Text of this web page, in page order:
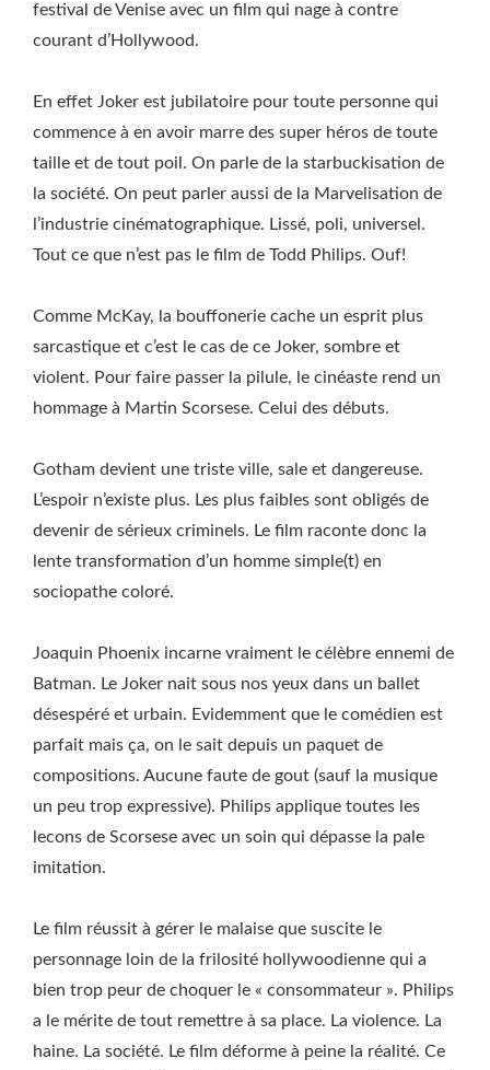
festival de Venise avec un film qui nage à contre
courant d’Hollywood.
En effet Joker est jubilatoire pour toute personne qui
commence à en avoir marre des super héros de toute
taille et de tout poil. On parle de la starbuckisation de
la société. On peut parler aussi de la Marvelisation de
l’industrie cinématographique. Lissé, poli, universel.
Tout ce que n’est pas le film de Todd Philips. Ouf!
Comme McKay, la bouffonerie cache un esprit plus
sarcastique et c’est le cas de ce Joker, sombre et
violent. Pour faire passer la pilule, le cinéaste rend un
hommage à Martin Scorsese. Celui des débuts.
Gotham devient une triste ville, sale et dangereuse.
L’espoir n’existe plus. Les plus faibles sont obligés de
devenir de sérieux criminels. Le film raconte donc la
lente transformation d’un homme simple(t) en
sociopathe coloré.
Joaquin Phoenix incarne vraiment le célèbre ennemi de
Batman. Le Joker nait sous nos yeux dans un ballet
désespéré et urbain. Evidemment que le comédien est
parfait mais ça, on le sait depuis un paquet de
compositions. Aucune faute de gout (sauf la musique
un peu trop expressive). Philips applique toutes les
lecons de Scorsese avec un soin qui dépasse la pale
imitation.
Le film réussit à gérer le malaise que suscite le
personnage loin de la frilosité hollywoodienne qui a
bien trop peur de choquer le « consommateur ». Philips
a le mérite de tout remettre à sa place. La violence. La
haine. La société. Le film déforme à peine la réalité. Ce